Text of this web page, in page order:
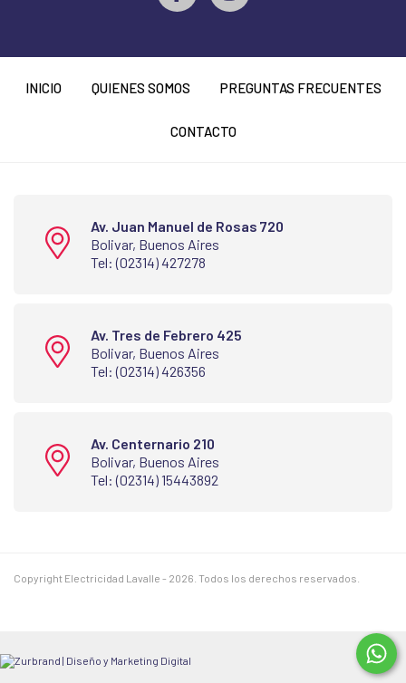
INICIO QUIENES SOMOS PREGUNTAS FRECUENTES
CONTACTO
Av. Juan Manuel de Rosas 720
Bolivar, Buenos Aires
Tel: (02314) 427278
Av. Tres de Febrero 425
Bolivar, Buenos Aires
Tel: (02314) 426356
Av. Centernario 210
Bolivar, Buenos Aires
Tel: (02314) 15443892
Copyright Electricidad Lavalle - 2026. Todos los derechos reservados.